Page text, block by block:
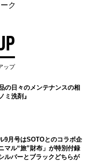
ク
ップ
の日々のメンテナンスの相
ミ洗剤』
9月号はSOTOとのコラボ企
マル“旅”財布」が特別付録
ルバーとブラックどちらが